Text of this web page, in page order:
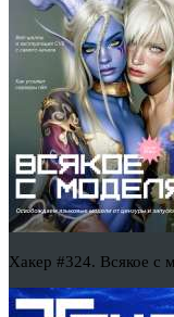
Хакер #324. Всякое с